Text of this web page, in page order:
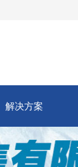
解决方案